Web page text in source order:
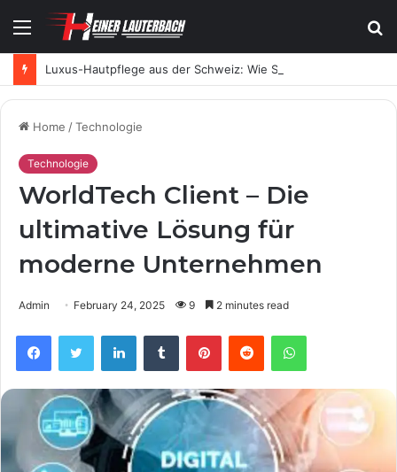
Menu
Home /Technologie
Technologie
WorldTech Client – Die
ultimative Lösung für
moderne Unternehmen
Admin February 24, 2025 9 2 minutes read
FacebookTwitter LinkedInTumblr PinterestReddit WhatsApp